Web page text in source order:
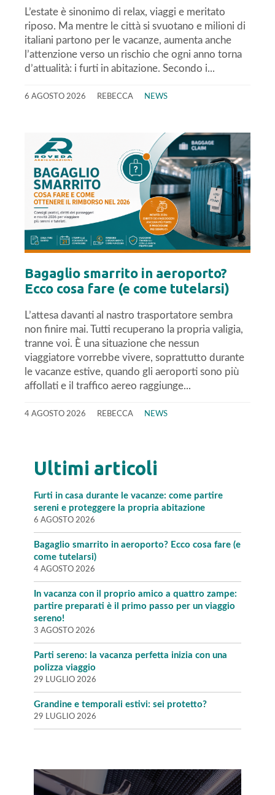
L’estate è sinonimo di relax, viaggi e meritato
riposo. Ma mentre le città si svuotano e milioni di
italiani partono per le vacanze, aumenta anche
l’attenzione verso un rischio che ogni anno torna
d’attualità: i furti in abitazione. Secondo i...
6 AGOSTO 2026 REBECCA NEWS
Bagaglio smarrito in aeroporto?
Ecco cosa fare (e come tutelarsi)
L’attesa davanti al nastro trasportatore sembra
non finire mai. Tutti recuperano la propria valigia,
tranne voi. È una situazione che nessun
viaggiatore vorrebbe vivere, soprattutto durante
le vacanze estive, quando gli aeroporti sono più
affollati e il traffico aereo raggiunge...
4 AGOSTO 2026 REBECCA NEWS
Ultimi articoli
Furti in casa durante le vacanze: come partire
sereni e proteggere la propria abitazione
6 AGOSTO 2026
Bagaglio smarrito in aeroporto? Ecco cosa fare (e
come tutelarsi)
4 AGOSTO 2026
In vacanza con il proprio amico a quattro zampe:
partire preparati è il primo passo per un viaggio
sereno!
3 AGOSTO 2026
Parti sereno: la vacanza perfetta inizia con una
polizza viaggio
29 LUGLIO 2026
Grandine e temporali estivi: sei protetto?
29 LUGLIO 2026